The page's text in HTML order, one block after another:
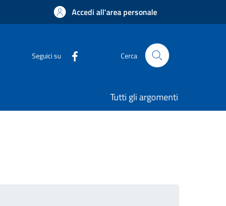
Accedi all'area personale
Seguici su Cerca
Tutti gli argomenti